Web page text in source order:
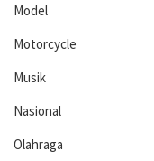
Model
Motorcycle
Musik
Nasional
Olahraga